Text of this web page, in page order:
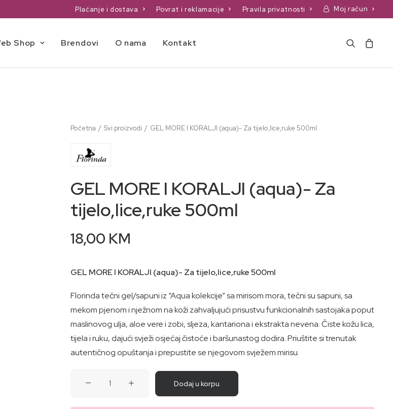
Plaćanje i dostava Povrat i reklamacije Pravila privatnosti Moj račun
Shop Brendovi O nama Kontakt
Početna Svi proizvodi GEL MORE I KORALJI (aqua)- Za tijelo,lice,ruke 500ml
GEL MORE I KORALJI (aqua)- Za
tijelo,lice,ruke 500ml
18,00 KM
GEL MORE I KORALJI (aqua)- Za tijelo,lice,ruke 500ml
Florinda tečni gel/sapuni iz “Aqua kolekcije” sa mirisom mora, tečni su sapuni, sa
mekom pjenom i nježnom na koži zahvaljujući prisustvu funkcionalnih sastojaka poput
maslinovog ulja, aloe vere i zobi, sljeza, kantariona i ekstrakta nevena. Čiste kožu lica,
tijela i ruku, dajući svježi osjećaj čistoće i baršunastog dodira. Priuštite si trenutak
autentičnog opuštanja i prepustite se njegovom svježem mirisu.
Dodaj u korpu